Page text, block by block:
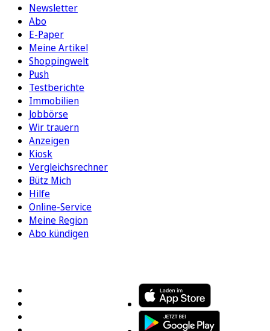
Newsletter
Abo
E-Paper
Meine Artikel
Shoppingwelt
Push
Testberichte
Immobilien
Jobbörse
Wir trauern
Anzeigen
Kiosk
Vergleichsrechner
Bütz Mich
Hilfe
Online-Service
Meine Region
Abo kündigen